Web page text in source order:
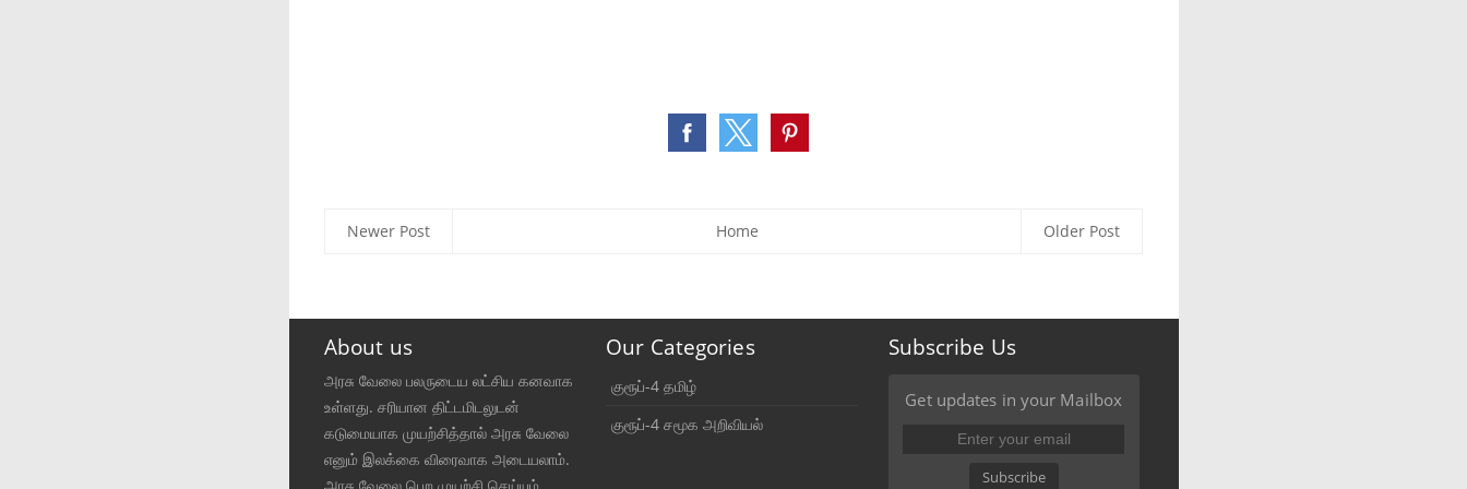
Newer Post Older Post
Home
About us
அரசு வேலை பலருடைய லட்சிய கனவாக
உள்ளது. சரியான திட்டமிடலுடன்
கடுமையாக முயற்சித்தால் அரசு வேலை
எனும் இலக்கை விரைவாக அடையலாம்.
Our Categories
குரூப்-4 தமிழ்
குரூப்-4 சமூக அறிவியல்
Subscribe Us
Get updates in your Mailbox
Subscribe